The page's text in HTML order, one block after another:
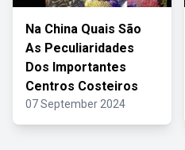
Na China Quais São
As Peculiaridades
Dos Importantes
Centros Costeiros
07 September 2024